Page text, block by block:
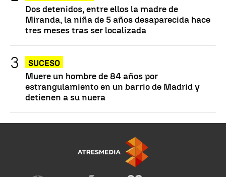
Dos detenidos, entre ellos la madre de
Miranda, la niña de 5 años desaparecida hace
tres meses tras ser localizada
SUCESO
Muere un hombre de 84 años por
estrangulamiento en un barrio de Madrid y
detienen a su nuera